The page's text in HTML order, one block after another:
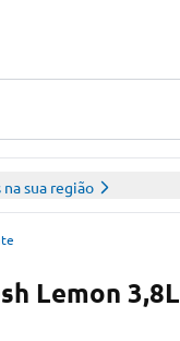
sua região
Lemon 3,8L